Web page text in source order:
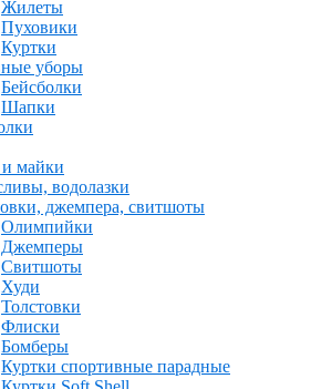
Жилеты
Пуховики
Куртки
уборы
Бейсболки
Шапки
майки
водолазки
джемпера, свитшоты
Олимпийки
Джемперы
Свитшоты
Худи
Толстовки
Флиски
Бомберы
Куртки спортивные парадные